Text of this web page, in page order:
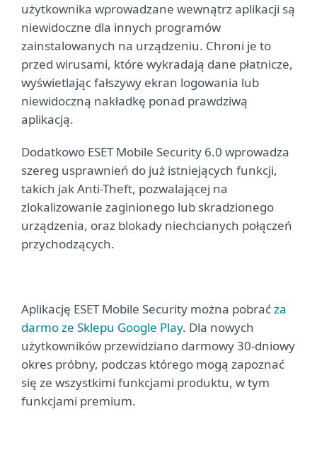
użytkownika wprowadzane wewnątrz aplikacji są
niewidoczne dla innych programów
zainstalowanych na urządzeniu. Chroni je to
przed wirusami, które wykradają dane płatnicze,
wyświetlając fałszywy ekran logowania lub
niewidoczną nakładkę ponad prawdziwą
aplikacją.
Dodatkowo ESET Mobile Security 6.0 wprowadza
szereg usprawnień do już istniejących funkcji,
takich jak Anti-Theft, pozwalającej na
zlokalizowanie zaginionego lub skradzionego
urządzenia, oraz blokady niechcianych połączeń
przychodzących.
Aplikację ESET Mobile Security można pobraćza
darmo ze Sklepu Google Play. Dla nowych
użytkowników przewidziano darmowy 30-dniowy
okres próbny, podczas którego mogą zapoznać
się ze wszystkimi funkcjami produktu, w tym
funkcjami premium.